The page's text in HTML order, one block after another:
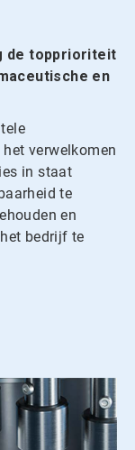
de topprioriteit
en
verwelkomen
in staat
te
en
bedrijf te